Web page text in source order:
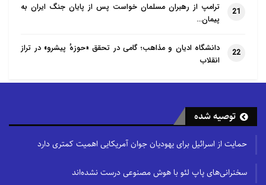
سوی شما تشکر می‌کنم و مطمئن باشید ما در این زمانه
رنج‌های شدید مردم ایران را در دعاهایمان فراموش
نمی‌کنیم.
21
ترامپ از رهبران مسلمان خواست پس از پایان جنگ ایران به
پیمان…
22
دانشگاه ادیان و مذاهب؛ گامی در تحقق «حوزهٔ پیشرو» در تراز
انقلاب
توصیه شده
حمایت از اسرائیل برای یهودیان جوان آمریکایی اهمیت کمتری دارد
سخنرانی‌های پاپ لئو با هوش مصنوعی درست نشده‌اند